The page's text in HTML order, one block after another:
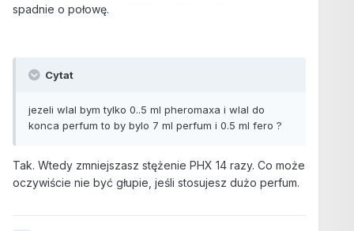
spadnie o połowę.
Cytat
jezeli wlal bym tylko 0..5 ml pheromaxa i wlal do
konca perfum to by bylo 7 ml perfum i 0.5 ml fero ?
Tak. Wtedy zmniejszasz stężenie PHX 14 razy. Co może
oczywiście nie być głupie, jeśli stosujesz dużo perfum.